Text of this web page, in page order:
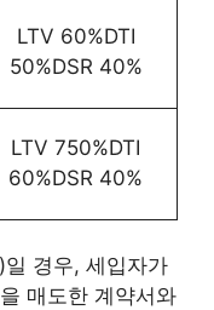
LTV 60%DTI
50%DSR 40%
LTV 750%DTI
60%DSR 40%
경우, 세입자가
매도한 계약서와